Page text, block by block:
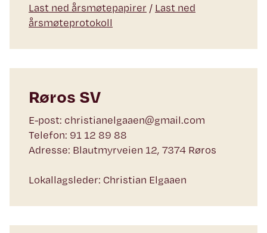
Last ned årsmøtepapirer / Last ned
årsmøteprotokoll
Røros SV
E-post: christianelgaaen@gmail.com
Telefon: 91 12 89 88
Adresse: Blautmyrveien 12, 7374 Røros
Lokallagsleder: Christian Elgaaen